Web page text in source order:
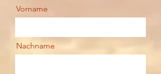
Vorname
Nachname